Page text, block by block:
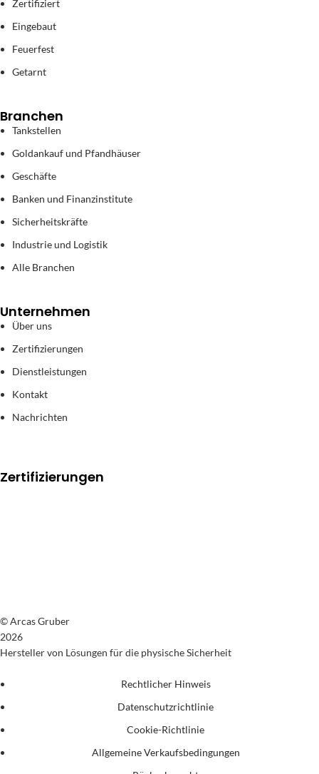
Zertifiziert
Eingebaut
Feuerfest
Getarnt
Branchen
Tankstellen
Goldankauf und Pfandhäuser
Geschäfte
Banken und Finanzinstitute
Sicherheitskräfte
Industrie und Logistik
Alle Branchen
Unternehmen
Über uns
Zertifizierungen
Dienstleistungen
Kontakt
Nachrichten
Zertifizierungen
© Arcas Gruber
2026
Hersteller von Lösungen für die physische Sicherheit
Rechtlicher Hinweis
Datenschutzrichtlinie
Cookie-Richtlinie
Allgemeine Verkaufsbedingungen